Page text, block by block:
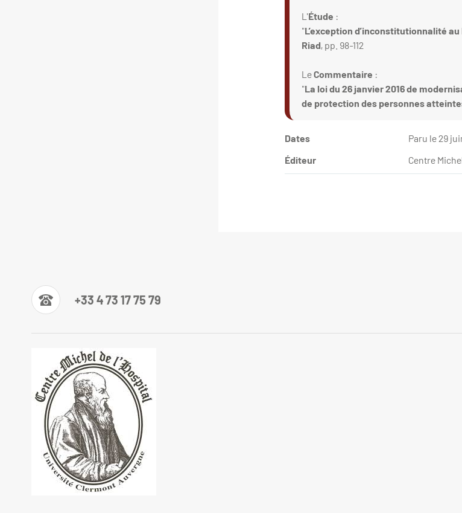
L'Étude :
"L’exception d’inconstitutionnalité
Riad, pp. 98-112
LeCommentaire :
"La loi du 26 janvier 2016 de
de protection des personnes
Dates
Paru le 29
Éditeur
Centre
+33 4 73 17 75 79